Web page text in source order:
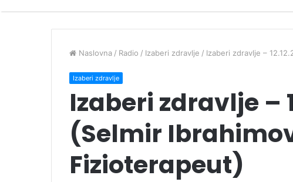
Naslovna / Radio / Izaberi zdravlje / Izaberi zdravlje –
Izaberi zdravlje
Izaberi zdravlje –
(Selmir
Fizioterapeut)